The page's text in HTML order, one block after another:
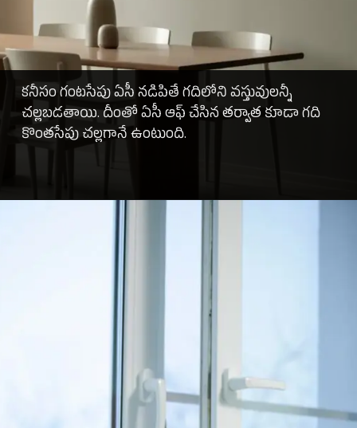
కనీసం గంటసేపు ఏసీ నడిపితే గదిలోని వస్తువులన్నీ
చల్లబడతాయి. దీంతో ఏసీ ఆఫ్ చేసిన తర్వాత కూడా గది
కొంతసేపు చల్లగానే ఉంటుంది.